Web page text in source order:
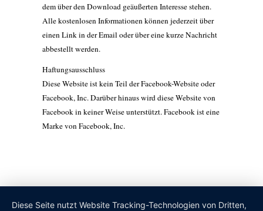
dem über den Download geäußerten Interesse stehen.
Alle kostenlosen Informationen können jederzeit über
einen Link in der Email oder über eine kurze Nachricht
abbestellt werden.
Haftungsausschluss
Diese Website ist kein Teil der Facebook-Website oder
Facebook, Inc. Darüber hinaus wird diese Website von
Facebook in keiner Weise unterstützt. Facebook ist eine
Marke von Facebook, Inc.
Diese Seite nutzt Website Tracking-Technologien von Dritten,